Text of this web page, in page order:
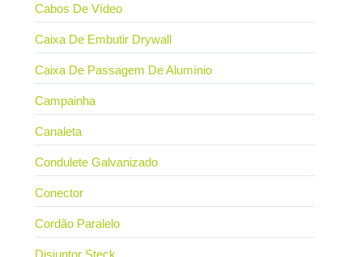
Cabos De Vídeo
Caixa De Embutir Drywall
Caixa De Passagem De Alumínio
Campainha
Canaleta
Condulete Galvanizado
Conector
Cordão Paralelo
Disjuntor Steck